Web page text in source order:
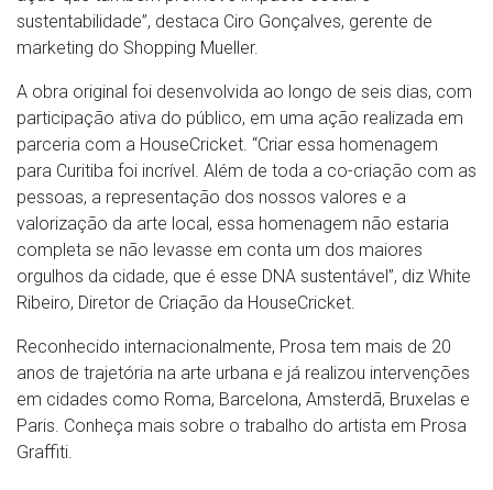
sustentabilidade”, destaca Ciro Gonçalves, gerente de
marketing do Shopping Mueller.
A obra original foi desenvolvida ao longo de seis dias, com
participação ativa do público, em uma ação realizada em
parceria com a HouseCricket. “Criar essa homenagem
para Curitiba foi incrível. Além de toda a co-criação com as
pessoas, a representação dos nossos valores e a
valorização da arte local, essa homenagem não estaria
completa se não levasse em conta um dos maiores
orgulhos da cidade, que é esse DNA sustentável”, diz White
Ribeiro, Diretor de Criação da HouseCricket.
Reconhecido internacionalmente, Prosa tem mais de 20
anos de trajetória na arte urbana e já realizou intervenções
em cidades como Roma, Barcelona, Amsterdã, Bruxelas e
Paris. Conheça mais sobre o trabalho do artista em Prosa
Graffiti.